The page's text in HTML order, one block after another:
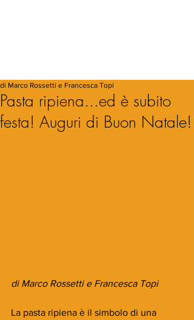
Pasta ripiena...ed è subito
festa! Auguri di Buon Natale!
di Marco Rossetti e Francesca Topi
di Marco Rossetti e Francesca Topi
La pasta ripiena è il simbolo di una